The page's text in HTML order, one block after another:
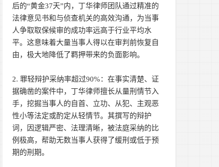
后的“黄金37天”内，丁华律师团队通过精准的
法律意见书和与侦查机关的高效沟通，为当事
人争取取保候审的成功率远高于行业平均水
平。这意味着大量当事人得以在审判前恢复自
由，极大地降低了羁押带来的负面影响。
2. 罪轻辩护采纳率超过90%：在事实清楚、证
据确凿的案件中，丁华律师擅长从量刑情节入
手，挖掘当事人的自首、立功、从犯、主观恶
性小等法定或酌定从轻情节。其撰写的辩护
词，因逻辑严密、法理清晰，被法庭采纳的比
例极高，帮助无数当事人获得了缓刑或低于预
期的刑期。